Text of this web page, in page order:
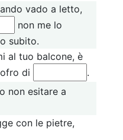
vado a letto,
non me lo
subito.
al tuo balcone, è
di
.
non esitare a
con le pietre,